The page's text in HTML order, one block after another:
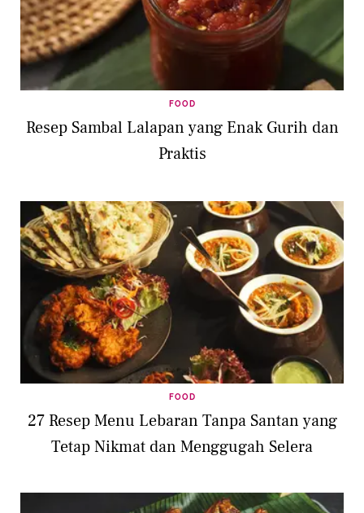
FOOD
Resep Sambal Lalapan yang Enak Gurih dan
Praktis
FOOD
27 Resep Menu Lebaran Tanpa Santan yang
Tetap Nikmat dan Menggugah Selera